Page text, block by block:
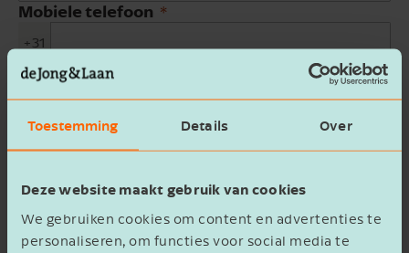
Toestemming Details Over
Deze website maakt gebruik van cookies
We gebruiken cookies om content en advertenties te
personaliseren, om functies voor social media te
Mobiele telefoon
+31
E-mailadres
Bedrijfsnaam
Beschrijving